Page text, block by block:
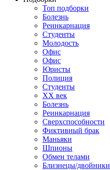
Топ подборки
Болезнь
Реинкарнация
Студенты
Молодость
Офис
Офис
Юристы
Полиция
Студенты
ХХ век
Болезнь
Реинкарнация
Сверхспособности
Фиктивный брак
Маньяки
Шпионы
Обмен телами
Близнецы/двойники